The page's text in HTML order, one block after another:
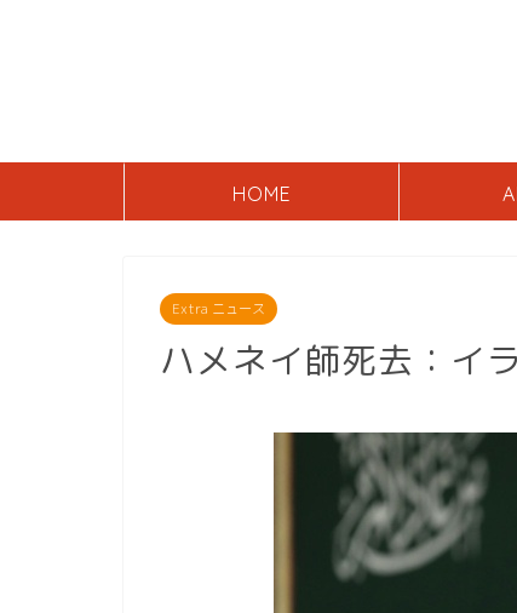
HOME
Extra ニュース
ハメネイ師死去：イ